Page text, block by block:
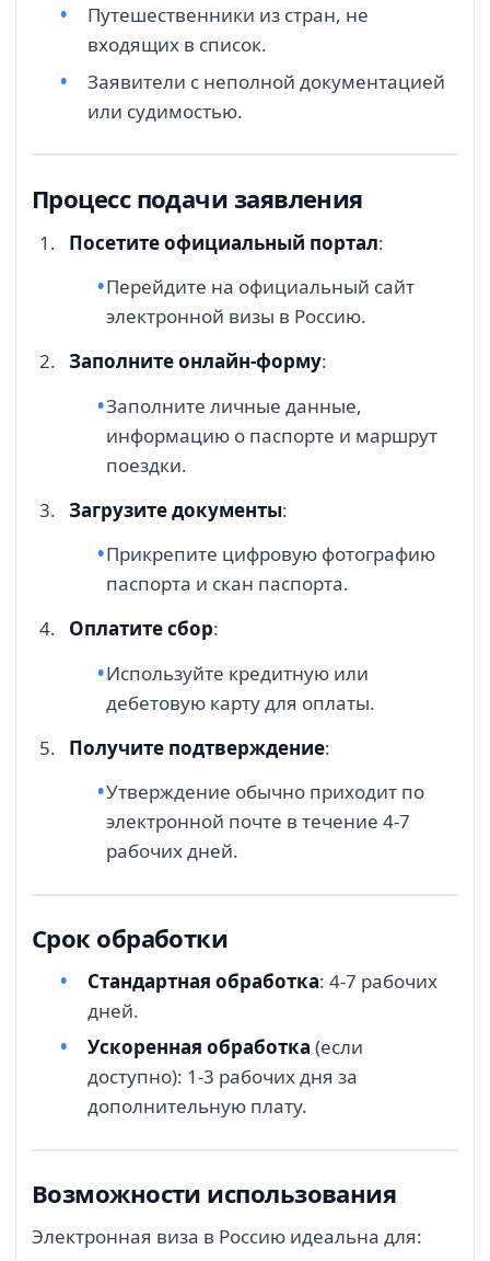
Путешественники из стран, не
входящих в список.
Заявители с неполной документацией
или судимостью.
Процесс подачи заявления
Посетите официальный портал:
Перейдите на официальный сайт
электронной визы в Россию.
Заполните онлайн-форму:
Заполните личные данные,
информацию о паспорте и маршрут
поездки.
Загрузите документы:
Прикрепите цифровую фотографию
паспорта и скан паспорта.
Оплатите сбор:
Используйте кредитную или
дебетовую карту для оплаты.
Получите подтверждение:
Утверждение обычно приходит по
электронной почте в течение 4-7
рабочих дней.
Срок обработки
Стандартная обработка: 4-7 рабочих
дней.
Ускоренная обработка (если
доступно): 1-3 рабочих дня за
дополнительную плату.
Возможности использования
Электронная виза в Россию идеальна для: